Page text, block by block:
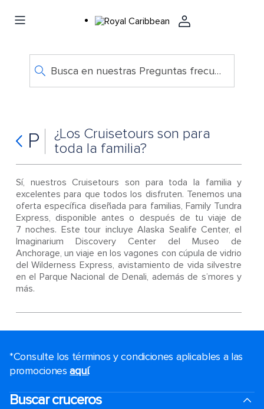
Busca en nuestras Preguntas frecuentes
P
¿Los Cruisetours son para
toda la familia?
Sí, nuestros Cruisetours son para toda la familia y
excelentes para que todos los disfruten. Tenemos una
oferta específica diseñada para familias, Family Tundra
Express, disponible antes o después de tu viaje de
7 noches. Este tour incluye Alaska Sealife Center, el
Imaginarium Discovery Center del Museo de
Anchorage, un viaje en los vagones con cúpula de vidrio
del Wilderness Express, avistamiento de vida silvestre
en el Parque Nacional de Denali, además de s’mores y
más.
*Consulte los términos y condiciones aplicables a las
promocionesaquí.
Buscar cruceros